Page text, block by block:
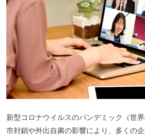
新型コロナウイルスのパンデミック （世
市封鎖や外出自粛の影響により、多くの